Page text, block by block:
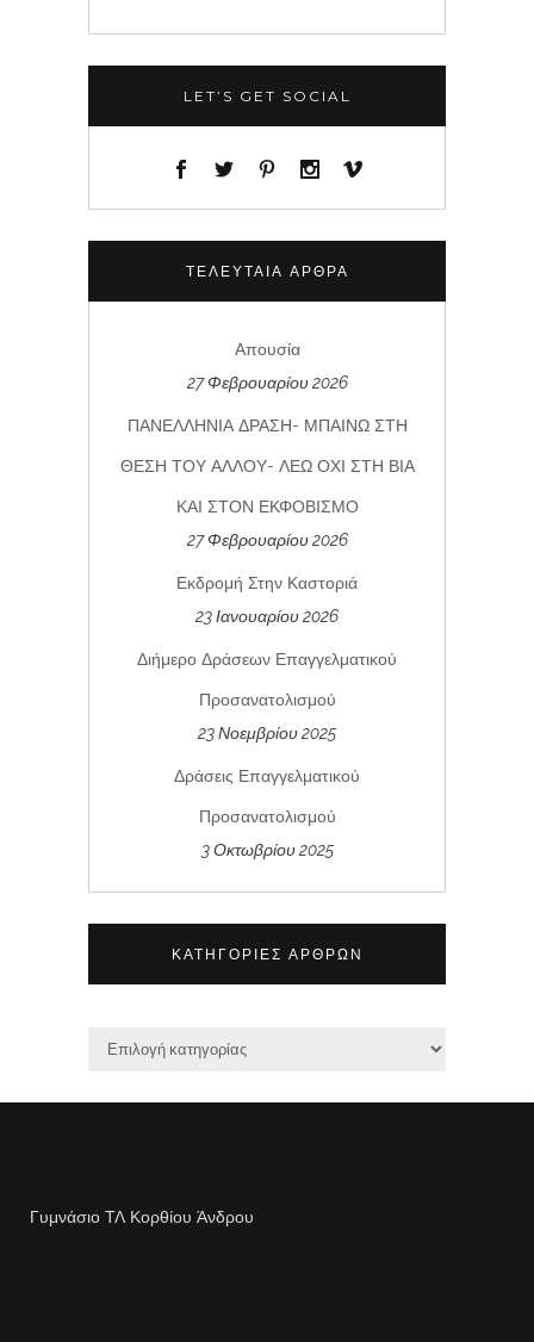
LET’S GET SOCIAL
ΤΕΛΕΥΤΑΊΑ ΆΡΘΡΑ
Απουσία
27 Φεβρουαρίου 2026
ΠΑΝΕΛΛΗΝΙΑ ΔΡΑΣΗ- ΜΠΑΙΝΩ ΣΤΗ
ΘΕΣΗ ΤΟΥ ΑΛΛΟΥ- ΛΕΩ ΟΧΙ ΣΤΗ ΒΙΑ
ΚΑΙ ΣΤΟΝ ΕΚΦΟΒΙΣΜΟ
27 Φεβρουαρίου 2026
Εκδρομή Στην Καστοριά
23 Ιανουαρίου 2026
Διήμερο Δράσεων Επαγγελματικού
Προσανατολισμού
23 Νοεμβρίου 2025
Δράσεις Επαγγελματικού
Προσανατολισμού
3 Οκτωβρίου 2025
ΚΑΤΗΓΟΡΊΕΣ ΆΡΘΡΩΝ
Γυμνάσιο ΤΛ Κορθίου Άνδρου